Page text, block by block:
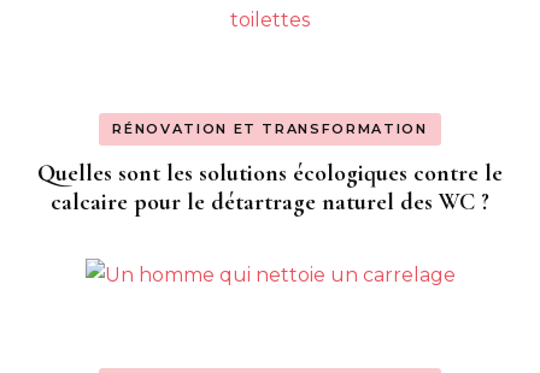
RÉNOVATION ET TRANSFORMATION
Quelles sont les solutions écologiques contre le
calcaire pour le détartrage naturel des WC ?